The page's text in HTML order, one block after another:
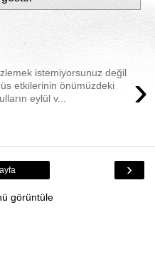
›
istemiyorsunuz değil
etkilerinin önümüzdeki
eylül v...
›
görüntüle